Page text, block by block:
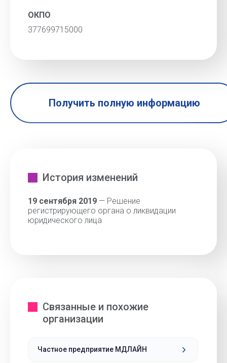
ОКПО
377699715000
Получить полную информацию
История изменений
19 сентября 2019 — Решение
регистрирующего органа о ликвидации
юридического лица
Связанные и похожие
организации
Частное предприятие МДЛАЙН